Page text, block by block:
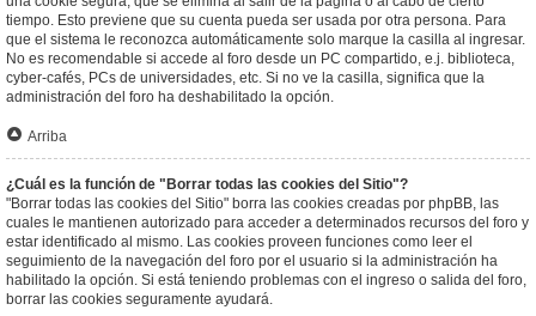
tiempo. Esto previene que su cuenta pueda ser usada por otra persona. Para
que el sistema le reconozca automáticamente solo marque la casilla al ingresar.
No es recomendable si accede al foro desde un PC compartido, e.j. biblioteca,
cyber-cafés, PCs de universidades, etc. Si no ve la casilla, significa que la
administración del foro ha deshabilitado la opción.
Arriba
¿Cuál es la función de "Borrar todas las cookies del Sitio"?
"Borrar todas las cookies del Sitio" borra las cookies creadas por phpBB, las
cuales le mantienen autorizado para acceder a determinados recursos del foro y
estar identificado al mismo. Las cookies proveen funciones como leer el
seguimiento de la navegación del foro por el usuario si la administración ha
habilitado la opción. Si está teniendo problemas con el ingreso o salida del foro,
borrar las cookies seguramente ayudará.